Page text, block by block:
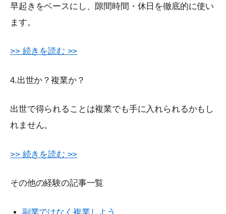
早起きをベースにし、隙間時間・休日を徹底的に使い
ます。
>> 続きを読む >>
4.出世か？複業か？
出世で得られることは複業でも手に入れられるかもし
れません。
>> 続きを読む >>
その他の経験の記事一覧
副業ではなく複業しよう